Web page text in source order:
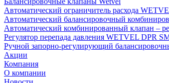
Автоматический ограничитель расхода
Автоматический балансировочный
Автоматический комбинированный клапан
Регулятор перепада давления WETVEL DPR
Ручной запорно-регулирующий
Акции
Компания
О компании